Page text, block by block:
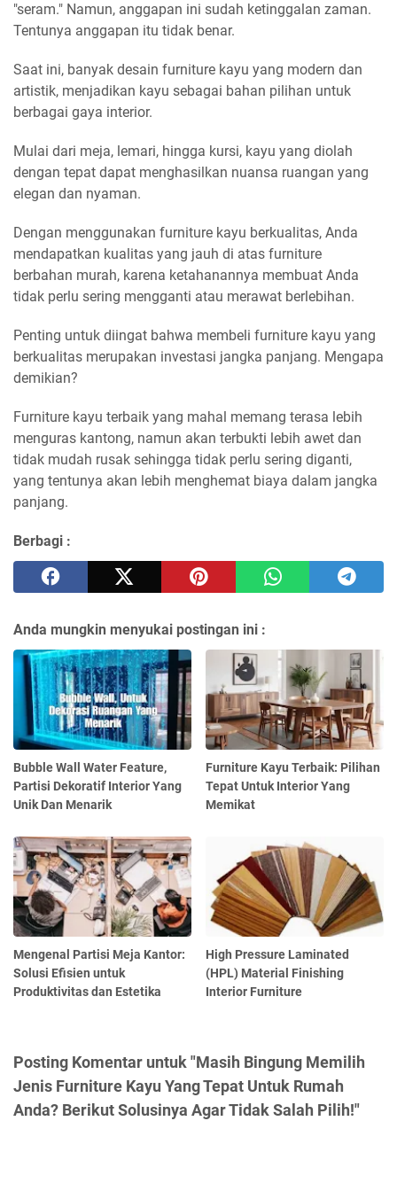
"seram." Namun, anggapan ini sudah ketinggalan zaman.
Tentunya anggapan itu tidak benar.
Saat ini, banyak desain furniture kayu yang modern dan
artistik, menjadikan kayu sebagai bahan pilihan untuk
berbagai gaya interior.
Mulai dari meja, lemari, hingga kursi, kayu yang diolah
dengan tepat dapat menghasilkan nuansa ruangan yang
elegan dan nyaman.
Dengan menggunakan furniture kayu berkualitas, Anda
mendapatkan kualitas yang jauh di atas furniture
berbahan murah, karena ketahanannya membuat Anda
tidak perlu sering mengganti atau merawat berlebihan.
Penting untuk diingat bahwa membeli furniture kayu yang
berkualitas merupakan investasi jangka panjang. Mengapa
demikian?
Furniture kayu terbaik yang mahal memang terasa lebih
menguras kantong, namun akan terbukti lebih awet dan
tidak mudah rusak sehingga tidak perlu sering diganti,
yang tentunya akan lebih menghemat biaya dalam jangka
panjang.
Berbagi :
Anda mungkin menyukai postingan ini :
Bubble Wall Water Feature,
Partisi Dekoratif Interior Yang
Unik Dan Menarik
Furniture Kayu Terbaik: Pilihan
Tepat Untuk Interior Yang
Memikat
Mengenal Partisi Meja Kantor:
Solusi Efisien untuk
Produktivitas dan Estetika
High Pressure Laminated
(HPL) Material Finishing
Interior Furniture
Posting Komentar untuk "Masih Bingung Memilih
Jenis Furniture Kayu Yang Tepat Untuk Rumah
Anda? Berikut Solusinya Agar Tidak Salah Pilih!"